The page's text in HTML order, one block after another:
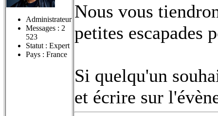
Administrateur
Messages : 2
523
Statut : Expert
Pays : France
Nous vous
petites escapades
Si quelqu'un
et écrire sur